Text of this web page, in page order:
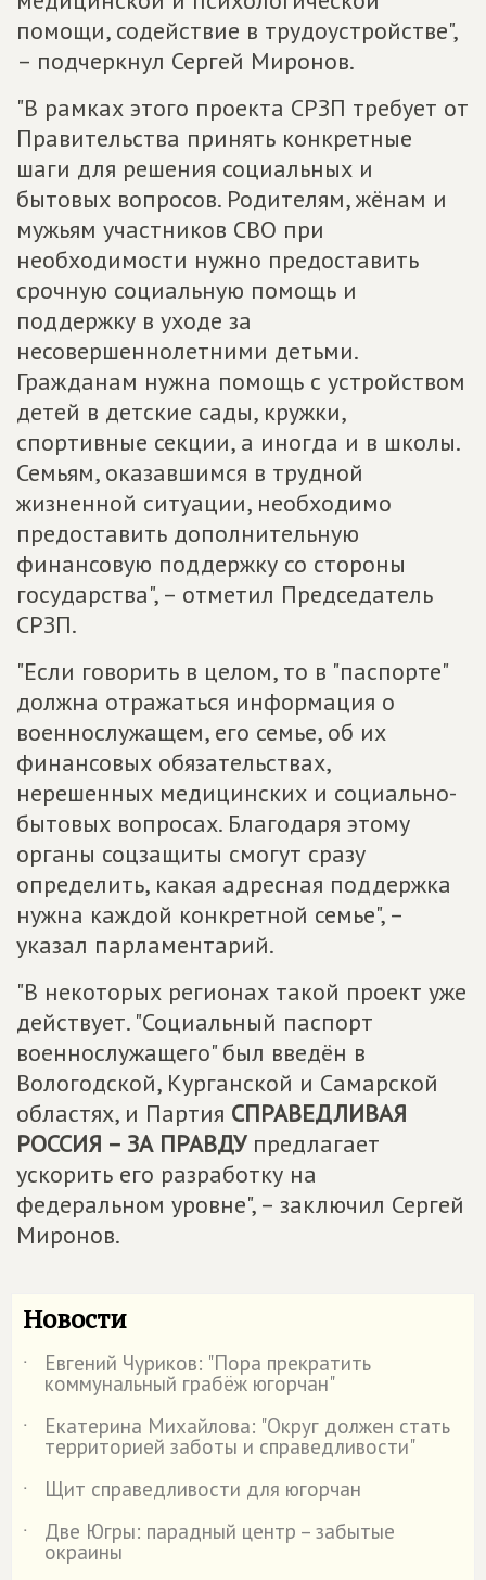
помощи, содействие в трудоустройстве",
– подчеркнул Сергей Миронов.
"В рамках этого проекта СРЗП требует от
Правительства принять конкретные
шаги для решения социальных и
бытовых вопросов. Родителям, жёнам и
мужьям участников СВО при
необходимости нужно предоставить
срочную социальную помощь и
поддержку в уходе за
несовершеннолетними детьми.
Гражданам нужна помощь с устройством
детей в детские сады, кружки,
спортивные секции, а иногда и в школы.
Семьям, оказавшимся в трудной
жизненной ситуации, необходимо
предоставить дополнительную
финансовую поддержку со стороны
государства", – отметил Председатель
СРЗП.
"Если говорить в целом, то в "паспорте"
должна отражаться информация о
военнослужащем, его семье, об их
финансовых обязательствах,
нерешенных медицинских и социально-
бытовых вопросах. Благодаря этому
органы соцзащиты смогут сразу
определить, какая адресная поддержка
нужна каждой конкретной семье", –
указал парламентарий.
"В некоторых регионах такой проект уже
действует. "Социальный паспорт
военнослужащего" был введён в
Вологодской, Курганской и Самарской
областях, и Партия СПРАВЕДЛИВАЯ
РОССИЯ – ЗА ПРАВДУпредлагает
ускорить его разработку на
федеральном уровне", – заключил Сергей
Миронов.
Новости
˙ Евгений Чуриков: "Пора прекратить
коммунальный грабёж югорчан"
˙
Екатерина Михайлова: "Округ должен стать
территорией заботы и справедливости"
˙
Щит справедливости для югорчан
˙
Две Югры: парадный центр – забытые
окраины